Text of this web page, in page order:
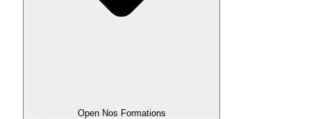
Open Nos Formations